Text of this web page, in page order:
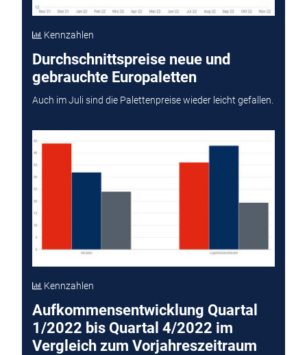
Kennzahlen
Durchschnittspreise neue und
gebrauchte Europaletten
Auch im Juli sind die Palettenpreise wieder leicht gefallen.
Kennzahlen
Aufkommensentwicklung Quartal
1/2022 bis Quartal 4/2022 im
Vergleich zum Vorjahreszeitraum